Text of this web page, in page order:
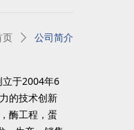
页 ꄲ 公司简介
于2004年6
的技术创新
酶工程，蛋